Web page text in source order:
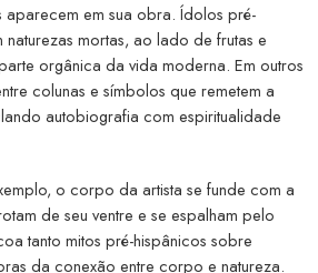
aparecem em sua obra. Ídolos pré-
mortas, ao lado de frutas e
orgânica da vida moderna. Em outros
colunas e símbolos que remetem a
autobiografia com espiritualidade
o corpo da artista se funde com a
de seu ventre e se espalham pelo
tanto mitos pré-hispânicos sobre
da conexão entre corpo e natureza.